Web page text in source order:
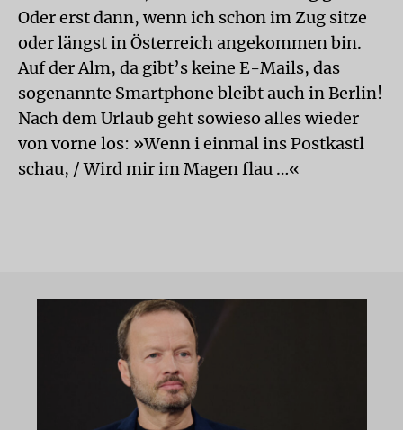
Oder erst dann, wenn ich schon im Zug sitze
oder längst in Österreich angekommen bin.
Auf der Alm, da gibt’s keine E-Mails, das
sogenannte Smartphone bleibt auch in Berlin!
Nach dem Urlaub geht sowieso alles wieder
von vorne los: »Wenn i einmal ins Postkastl
schau, / Wird mir im Magen flau …«